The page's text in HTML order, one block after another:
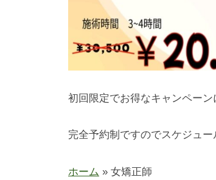
初回限定でお得なキャンペーン
完全予約制ですのでスケジュー
ホーム » 女矯正師